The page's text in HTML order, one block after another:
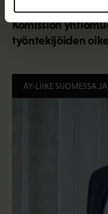
Komission
työntekijöiden
AY-LIIKE SUOMESSA